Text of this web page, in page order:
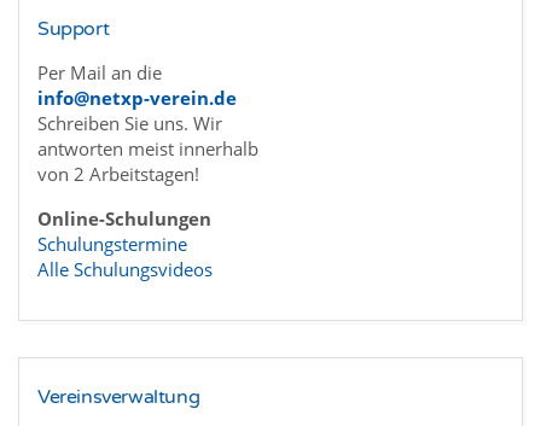
Support
Per Mail an die
info@netxp-verein.de
Schreiben Sie uns. Wir
antworten meist innerhalb
von 2 Arbeitstagen!
Online-Schulungen
Schulungstermine
Alle Schulungsvideos
Vereinsverwaltung